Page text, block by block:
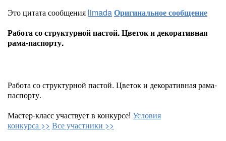
Это цитата сообщения limadaОригинальное сообщение
Работа со структурной пастой. Цветок и декоративная
рама-паспорту.
Работа со структурной пастой. Цветок и декоративная рама-
паспорту.
Мастер-класс участвует в конкурсе! Условия
конкурса >> Все участники >>